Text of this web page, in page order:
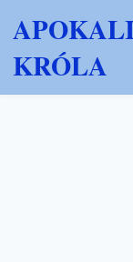
KRÓLA